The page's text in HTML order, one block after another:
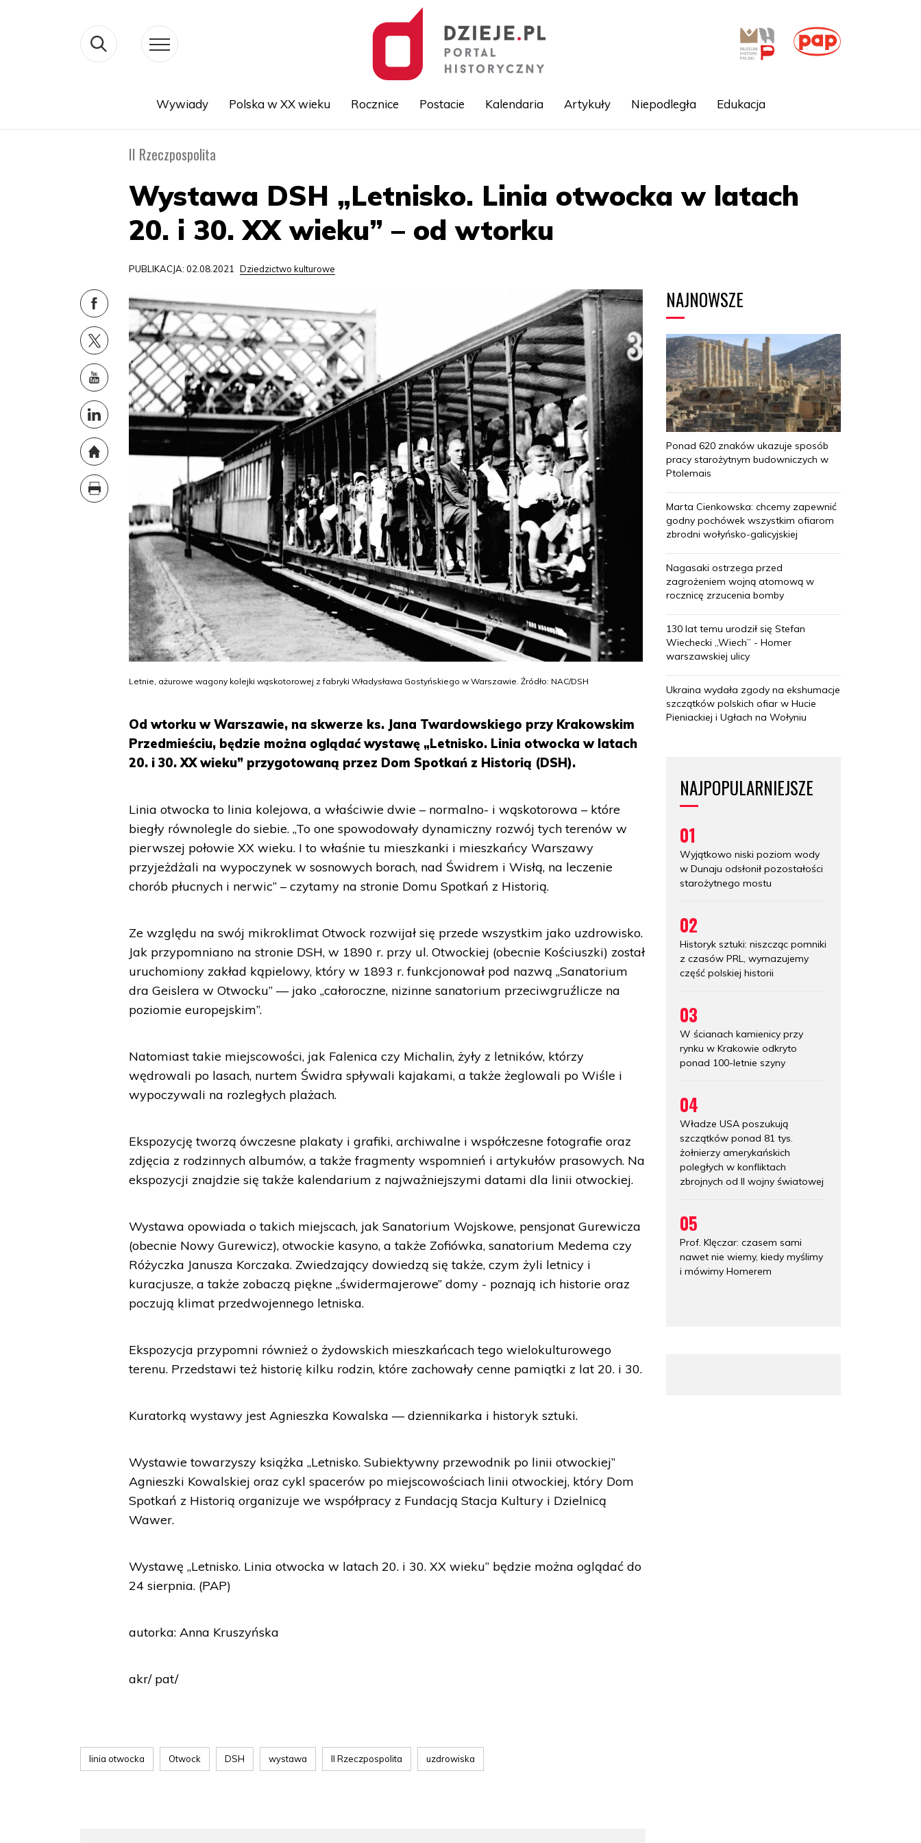
Wywiady Polska w XX wieku Rocznice Postacie Kalendaria Artykuły Niepodległa Edukacja
II Rzeczpospolita
Wystawa DSH „Letnisko. Linia otwocka w latach
20. i 30. XX wieku” – od wtorku
PUBLIKACJA: 02.08.2021 Dziedzictwo kulturowe
Letnie, ażurowe wagony kolejki wąskotorowej z fabryki Władysława Gostyńskiego w Warszawie. Źródło: NAC/DSH
Od wtorku w Warszawie, na skwerze ks. Jana Twardowskiego przy Krakowskim
Przedmieściu, będzie można oglądać wystawę „Letnisko. Linia otwocka w latach
20. i 30. XX wieku” przygotowaną przez Dom Spotkań z Historią (DSH).
Linia otwocka to linia kolejowa, a właściwie dwie – normalno- i wąskotorowa – które
biegły równolegle do siebie. „To one spowodowały dynamiczny rozwój tych terenów w
pierwszej połowie XX wieku. I to właśnie tu mieszkanki i mieszkańcy Warszawy
przyjeżdżali na wypoczynek w sosnowych borach, nad Świdrem i Wisłą, na leczenie
chorób płucnych i nerwic” – czytamy na stronie Domu Spotkań z Historią.
Ze względu na swój mikroklimat Otwock rozwijał się przede wszystkim jako uzdrowisko.
Jak przypomniano na stronie DSH, w 1890 r. przy ul. Otwockiej (obecnie Kościuszki) został
uruchomiony zakład kąpielowy, który w 1893 r. funkcjonował pod nazwą „Sanatorium
dra Geislera w Otwocku” — jako „całoroczne, nizinne sanatorium przeciwgruźlicze na
poziomie europejskim”.
Natomiast takie miejscowości, jak Falenica czy Michalin, żyły z letników, którzy
wędrowali po lasach, nurtem Świdra spływali kajakami, a także żeglowali po Wiśle i
wypoczywali na rozległych plażach.
Ekspozycję tworzą ówczesne plakaty i grafiki, archiwalne i współczesne fotografie oraz
zdjęcia z rodzinnych albumów, a także fragmenty wspomnień i artykułów prasowych. Na
ekspozycji znajdzie się także kalendarium z najważniejszymi datami dla linii otwockiej.
Wystawa opowiada o takich miejscach, jak Sanatorium Wojskowe, pensjonat Gurewicza
(obecnie Nowy Gurewicz), otwockie kasyno, a także Zofiówka, sanatorium Medema czy
Różyczka Janusza Korczaka. Zwiedzający dowiedzą się także, czym żyli letnicy i
kuracjusze, a także zobaczą piękne „świdermajerowe” domy - poznają ich historie oraz
poczują klimat przedwojennego letniska.
Ekspozycja przypomni również o żydowskich mieszkańcach tego wielokulturowego
terenu. Przedstawi też historię kilku rodzin, które zachowały cenne pamiątki z lat 20. i 30.
Kuratorką wystawy jest Agnieszka Kowalska — dziennikarka i historyk sztuki.
Wystawie towarzyszy książka „Letnisko. Subiektywny przewodnik po linii otwockiej”
Agnieszki Kowalskiej oraz cykl spacerów po miejscowościach linii otwockiej, który Dom
Spotkań z Historią organizuje we współpracy z Fundacją Stacja Kultury i Dzielnicą
Wawer.
Wystawę „Letnisko. Linia otwocka w latach 20. i 30. XX wieku” będzie można oglądać do
24 sierpnia. (PAP)
autorka: Anna Kruszyńska
akr/ pat/
linia otwocka Otwock DSH wystawa II Rzeczpospolita uzdrowiska
NAJNOWSZE
Ponad 620 znaków ukazuje sposób
pracy starożytnym budowniczych w
Ptolemais
Marta Cienkowska: chcemy zapewnić
godny pochówek wszystkim ofiarom
zbrodni wołyńsko-galicyjskiej
Nagasaki ostrzega przed
zagrożeniem wojną atomową w
rocznicę zrzucenia bomby
130 lat temu urodził się Stefan
Wiechecki „Wiech” - Homer
warszawskiej ulicy
Ukraina wydała zgody na ekshumacje
szczątków polskich ofiar w Hucie
Pieniackiej i Ugłach na Wołyniu
NAJPOPULARNIEJSZE
01
Wyjątkowo niski poziom wody
w Dunaju odsłonił pozostałości
starożytnego mostu
02
Historyk sztuki: niszcząc pomniki
z czasów PRL, wymazujemy
część polskiej historii
03
W ścianach kamienicy przy
rynku w Krakowie odkryto
ponad 100-letnie szyny
04
Władze USA poszukują
szczątków ponad 81 tys.
żołnierzy amerykańskich
poległych w konfliktach
zbrojnych od II wojny światowej
05
Prof. Klęczar: czasem sami
nawet nie wiemy, kiedy myślimy
i mówimy Homerem